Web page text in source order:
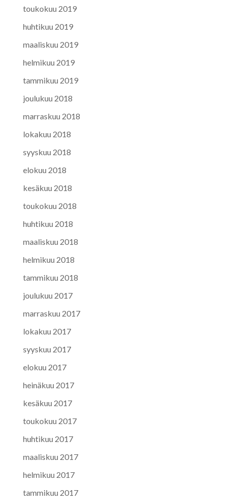
toukokuu 2019
huhtikuu 2019
maaliskuu 2019
helmikuu 2019
tammikuu 2019
joulukuu 2018
marraskuu 2018
lokakuu 2018
syyskuu 2018
elokuu 2018
kesäkuu 2018
toukokuu 2018
huhtikuu 2018
maaliskuu 2018
helmikuu 2018
tammikuu 2018
joulukuu 2017
marraskuu 2017
lokakuu 2017
syyskuu 2017
elokuu 2017
heinäkuu 2017
kesäkuu 2017
toukokuu 2017
huhtikuu 2017
maaliskuu 2017
helmikuu 2017
tammikuu 2017